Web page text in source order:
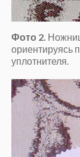
Фото 2.
ориентируясь
уплотнителя.